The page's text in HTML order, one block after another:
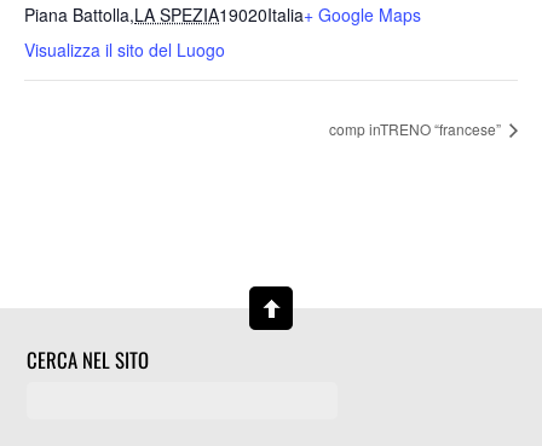
Piana Battolla,LA SPEZIA19020Italia+ Google Maps
Visualizza il sito del Luogo
comp inTRENO “francese”
CERCA NEL SITO